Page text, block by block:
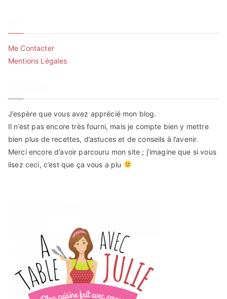
Me Contacter
Mentions Légales
J’espère que vous avez apprécié mon blog.
Il n’est pas encore très fourni, mais je compte bien y mettre
bien plus de recettes, d’astuces et de conseils à l’avenir.
Merci encore d’avoir parcouru mon site ; j’imagine que si vous
lisez ceci, c’est que ça vous a plu